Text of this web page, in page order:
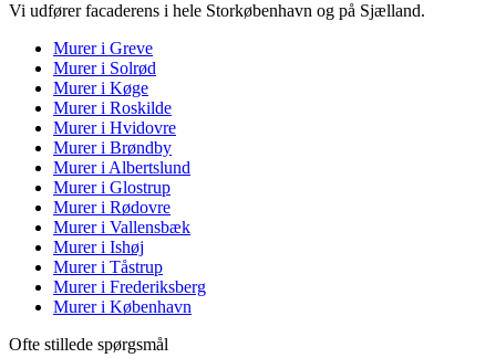
Vi udfører facaderens i hele Storkøbenhavn og på Sjælland.
Murer i Greve
Murer i Solrød
Murer i Køge
Murer i Roskilde
Murer i Hvidovre
Murer i Brøndby
Murer i Albertslund
Murer i Glostrup
Murer i Rødovre
Murer i Vallensbæk
Murer i Ishøj
Murer i Tåstrup
Murer i Frederiksberg
Murer i København
Ofte stillede spørgsmål